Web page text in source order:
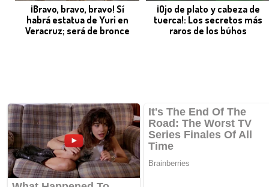
¡Bravo, bravo, bravo! Sí
habrá estatua de Yuri en
Veracruz; será de bronce
¡Ojo de plato y cabeza de
tuerca!: Los secretos más
raros de los búhos